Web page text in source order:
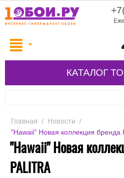
КАТАЛОГ
Главная / Новости /
"Hawaii" Новая коллекция бренда
"Hawaii" Новая
PALITRA